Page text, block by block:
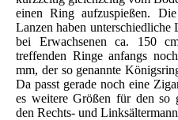
einen Ring aufzuspießen.
Lanzen haben
bei Erwachsenen ca. 150
treffenden Ringe anfangs
mm, der so genannte
Da passt gerade noch eine
es weitere Größen für den so
den Rechts- und